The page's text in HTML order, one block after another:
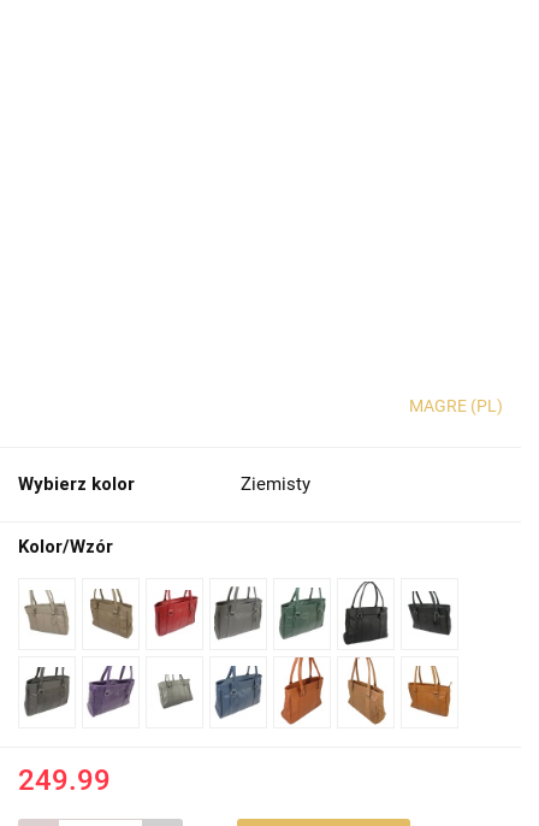
MAGRE (PL)
Wybierz kolor Ziemisty
Kolor/Wzór
249.99